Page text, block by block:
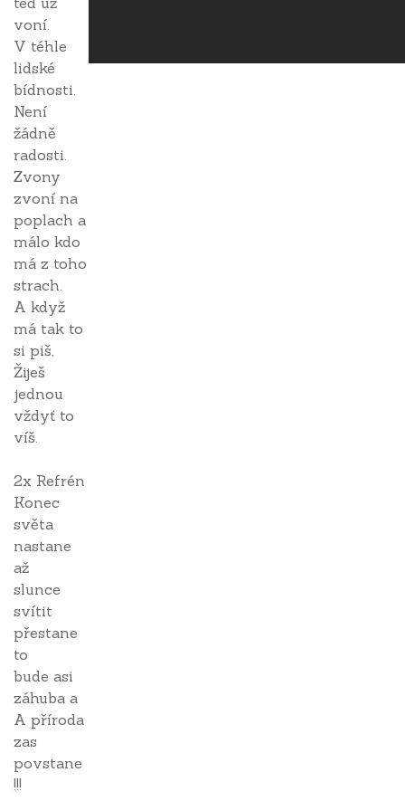
voní.
V téhle
lidské
bídnosti.
Není
žádně
radosti.
Zvony
zvoní na
poplach a
málo kdo
má z toho
strach.
A když
má tak to
si piš,
Žiješ
jednou
vždyť to
víš.
2x Refrén
Konec
světa
nastane
až
slunce
svítit
přestane
to
bude asi
záhuba a
A příroda
zas
povstane
!!!